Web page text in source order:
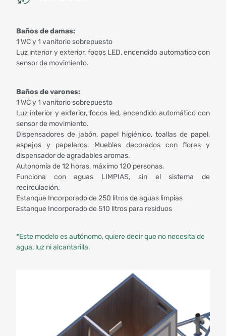
​Baños de damas:
1 WC y 1 vanitorio sobrepuesto
Luz interior y exterior, focos LED, encendido automatico con
sensor de movimiento.
Baños de varones:
1 WC y 1 vanitorio sobrepuesto
Luz interior y exterior, focos led, encendido automático con
sensor de movimiento.
Dispensadores de jabón, papel higiénico, toallas de papel,
espejos y papeleros. Muebles decorados con flores y
dispensador de agradables aromas.
Autonomía de 12 horas, máximo 120 personas.
Funciona con aguas LIMPIAS, sin el sistema de
recirculación.
Estanque Incorporado de 250 litros de aguas limpias
Estanque Incorporado de 510 litros para residuos
*Este modelo es autónomo, quiere decir que no necesita de
agua, luz ni alcantarilla.